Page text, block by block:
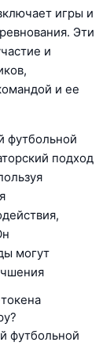
игры и
Эти
и
и ее
футбольной
подход
могут
футбольной